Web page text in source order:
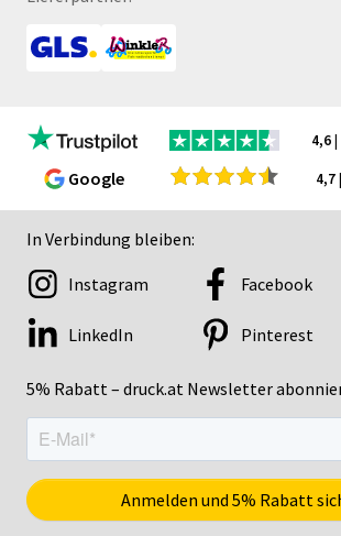
4,6|
Google 4,7
In Verbindung bleiben:
5% Rabatt – druck.at Newsletter
Instagram Facebook
LinkedIn Pinterest